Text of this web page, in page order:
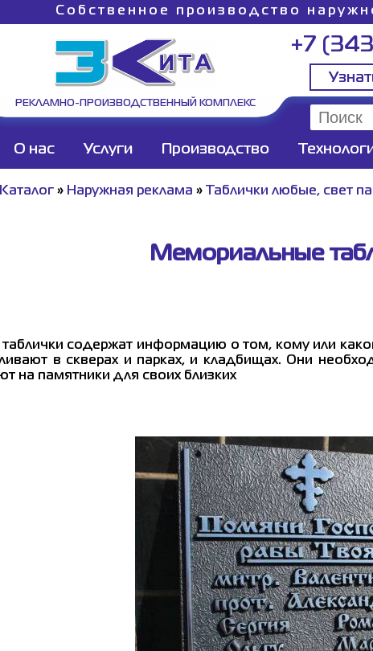
Собственное производство
РЕКЛАМНО-ПРОИЗВОДСТВЕННЫЙ КОМПЛЕКС
+7
О нас Услуги Производство
Каталог» Наружная реклама » Таблички любые, свет
Мемориальные
содержат информацию о том, кому или
в скверах и парках, и кладбищах. Они
на памятники для своих близких